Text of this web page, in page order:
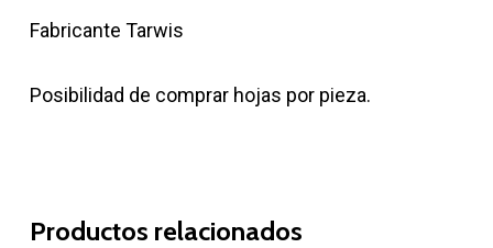
Fabricante Tarwis
Posibilidad de comprar hojas por pieza.
Productos relacionados